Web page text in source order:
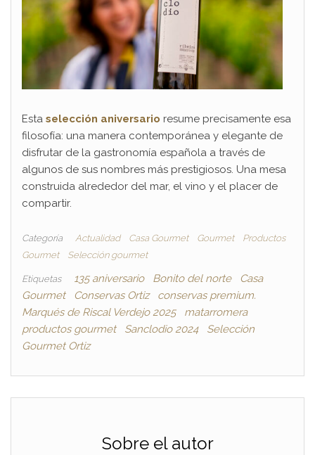
Esta selección aniversario resume precisamente esa
filosofía: una manera contemporánea y elegante de
disfrutar de la gastronomía española a través de
algunos de sus nombres más prestigiosos. Una mesa
construida alrededor del mar, el vino y el placer de
compartir.
Categoría Actualidad Casa Gourmet Gourmet
Productos
Gourmet
Selección gourmet
Etiquetas 135 aniversario Bonito del norte
Casa
Gourmet
Conservas Ortiz
conservas premium.
Marqués de Riscal Verdejo 2025
matarromera
productos gourmet
Sanclodio 2024
Selección
Gourmet Ortiz
Sobre el autor